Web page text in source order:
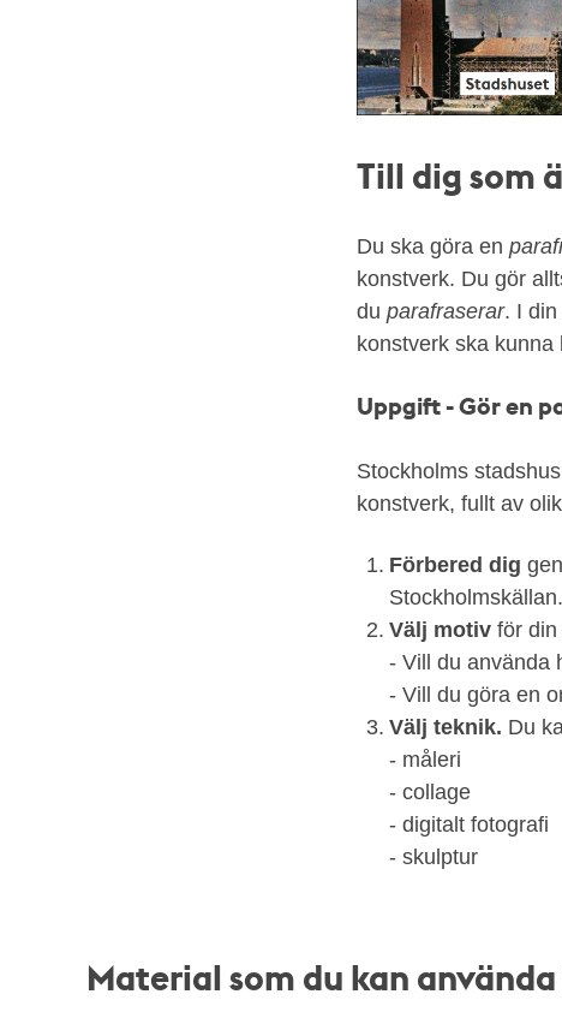
Till dig som
Du ska göra en
konstverk. Du gör
du parafraserar. I
konstverk ska
Uppgift - Gör en
Stockholms
konstverk, fullt av
Förbered dig
Välj motiv för din
- Vill du använda
- Vill du göra en
Välj teknik. Du
- måleri
- collage
- digitalt fotografi
- skulptur
Material som du kan